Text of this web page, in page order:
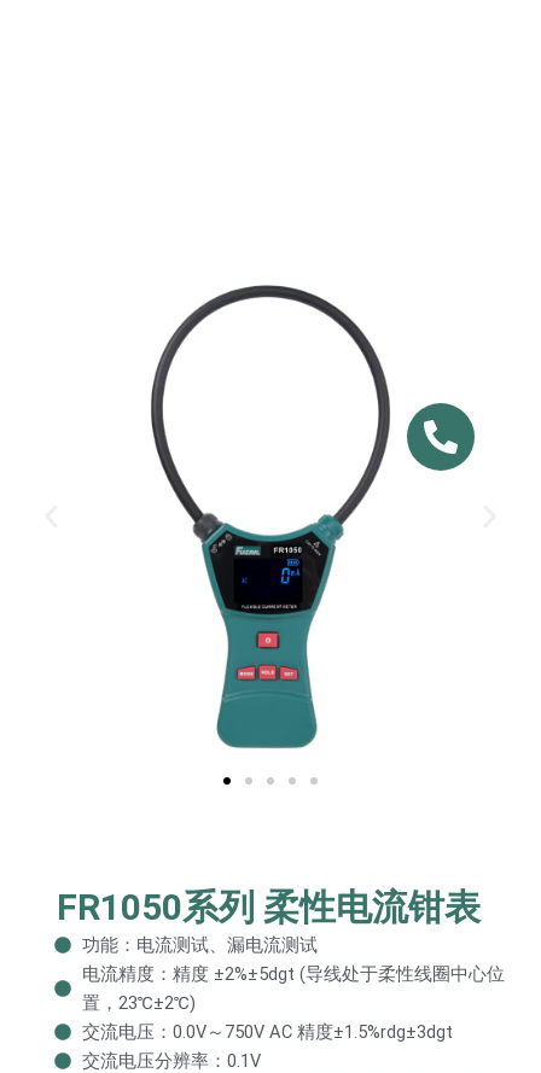
FR1050系列 柔性电流钳表
功能：电流测试、漏电流测试
电流精度：精度 ±2%±5dgt (导线处于柔性线圈中心位
置，23℃±2℃)
交流电压：0.0V～750V AC 精度±1.5%rdg±3dgt
交流电压分辨率：0.1V